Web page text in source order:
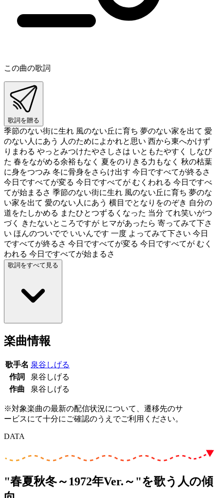
この曲の歌詞
歌詞を贈る
季節のない街に生れ 風のない丘に育ち 夢のない家を出て 愛
のない人にあう 人のためによかれと思い 西から東へかけず
りまわる やっとみつけたやさしさは いともたやすく しなび
た 春をながめる余裕もなく 夏をのりきる力もなく 秋の枯葉
に身をつつみ 冬に骨身をさらけ出す 今日ですべてが終るさ
今日ですべてが変る 今日ですべてが むくわれる 今日ですべ
てが始まるさ 季節のない街に生れ 風のない丘に育ち 夢のな
い家を出て 愛のない人にあう 横目でとなりをのぞき 自分の
道をたしかめる またひとつずるくなった 当分 てれ笑いがつ
づく きたないところですが ヒマがあったら 寄ってみて下さ
い ほんのついでで いいんです 一度 よってみて下さい 今日
ですべてが終るさ 今日ですべてが変る 今日ですべてが むく
われる 今日ですべてが始まるさ
歌詞をすべて見る
楽曲情報
歌手名 泉谷しげる
作詞
泉谷しげる
作曲
泉谷しげる
※対象楽曲の最新の配信状況について、遷移先のサ
ービスにて十分にご確認のうえでご利用ください。
DATA
"春夏秋冬～1972年Ver.～"を歌う人の傾